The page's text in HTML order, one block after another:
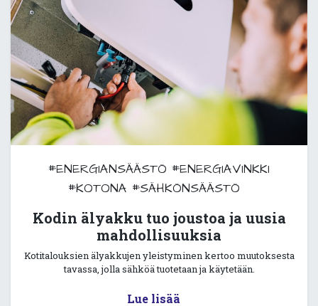
#ENERGIANSÄÄSTÖ #ENERGIAVINKKI
#KOTONA #SÄHKÖNSÄÄSTÖ
Kodin älyakku tuo joustoa ja uusia
mahdollisuuksia
Kotitalouksien älyakkujen yleistyminen kertoo muutoksesta
tavassa, jolla sähköä tuotetaan ja käytetään.
Lue lisää